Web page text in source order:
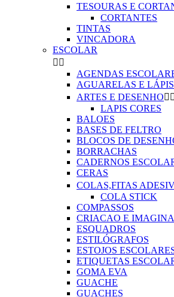
TESOURAS E
CORTANTES
TINTAS
VINCADORA
ESCOLAR
 
AGENDAS
AGUARELAS E
ARTES E DESENHO 
LAPIS CORES
BALOES
BASES DE FELTRO
BLOCOS DE
BORRACHAS
CADERNOS
CERAS
COLAS,FITAS
COLA STICK
COMPASSOS
CRIACAO E
ESQUADROS
ESTILÓGRAFOS
ESTOJOS
ETIQUETAS
GOMA EVA
GUACHE
GUACHES